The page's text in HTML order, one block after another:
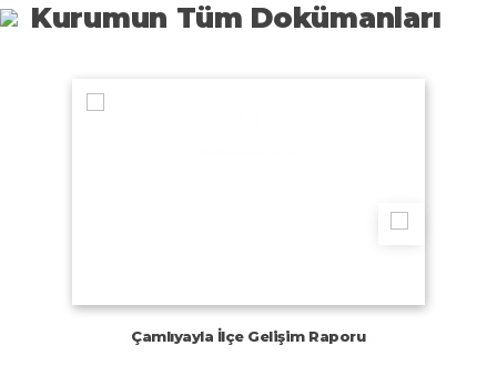
Kurumun Tüm Dokümanları
Çamlıyayla İlçe Gelişim Raporu